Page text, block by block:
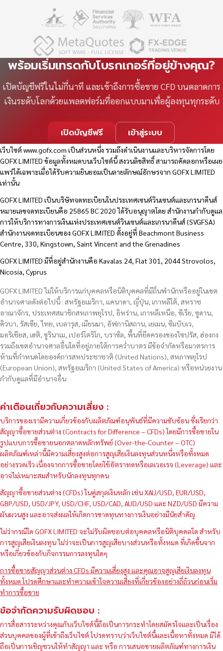
พร้อมเริ่มเทรดกับโบรกเกอร์ที่อยู่ข้างคุณ?
เปิดบัญชีฟรีในไม่กี่นาที และเข้าถึงการซื้อขาย CFD บนตลาดการ
เงินระดับโลกด้วยแพลตฟอร์มที่ออกแบบมาเพื่อผู้ลงทุนทุกระดับ
เปิดบัญชีฟรี เข้าสู่ระบบ
เว็บไซต์www.gofx.com เป็นส่วนหนึ่ง รวมถึงดำเนินงานและบริหารจัดการโดย
GOFX LIMITED ข้อมูลทั้งหมดบนเว็บไซต์นี้ สงวนลิขสิทธิ์ สามารถคัดลอกหรือเผย
แพร่ได้เฉพาะเมื่อได้รับความยินยอมเป็นลายลักษณ์อักษรจาก GOFX LIMITED
เท่านั้น
GOFX LIMITED เป็นบริษัทจดทะเบียนในประเทศเซนต์วินเซนต์และเกรนาดีนส์
หมายเลขจดทะเบียนคือ 25865 BC 2020 ได้รับอนุญาตโดย สำนักงานกำกับดูแล
การให้บริการทางการเงินแห่งประเทศเซนต์วินเซนต์และเกรนาดีนส์ (SVGFSA)
สำนักงานจดทะเบียนของ GOFX LIMITED ตั้งอยู่ที่ Beachmont Business
Centre, 330, Kingstown, Saint Vincent and the Grenadines
GOFX LIMITED มีที่อยู่สำนักงานคือ Kavalas 24, Flat 301, 2044 Strovolos,
Nicosia, Cyprus
GOFX LIMITED ไม่ให้บริการแก่บุคคลหรือนิติบุคคลที่มีถิ่นพำนักหรืออยู่ในเขต
อำนาจศาลดังต่อไปนี้ : สหรัฐอเมริกา, แคนาดา, ญี่ปุ่น, เกาหลีใต้, สหราช
อาณาจักร, ประเทศสมาชิกสหภาพยุโรป, อิหร่าน, เกาหลีเหนือ, ซีเรีย, ซูดาน,
คิวบา, รัสเซีย, ไทย, เบลารุส, เมียนมา, อัฟกานิสถาน, เยเมน, ซิมบับเว,
มอริเชียส, เฮติ, ซูรินาเม, เปอร์โตริโก, บราซิล, พื้นที่ยึดครองของไซปรัส, ฮ่องกง
รวมถึงเขตอำนาจศาลอื่นใดที่อยู่ภายใต้การคว่ำบาตร มีข้อจำกัดหรือมาตรการ
ห้ามที่กำหนดโดยองค์การสหประชาชาติ (United Nations), สหภาพยุโรป
(European Union), สหรัฐอเมริกา (United States of America) หรือหน่วยงาน
กำกับดูแลที่มีอำนาจอื่น
คำเตือนเกี่ยวกับความเสี่ยง :
บริการของเรามีความเกี่ยวข้องกับผลิตภัณฑ์อนุพันธ์ที่มีความซับซ้อน ซึ่งเรียกว่า
สัญญาซื้อขายส่วนต่าง (Contracts for Difference – CFDs) โดยมีการซื้อขายใน
รูปแบบการซื้อขายนอกตลาดหลักทรัพย์ (Over-the-Counter – OTC)
ผลิตภัณฑ์เหล่านี้มีความเสี่ยงสูงต่อการสูญเสียเงินลงทุนส่วนหนึ่งหรือทั้งหมด
อย่างรวดเร็ว เนื่องจากการซื้อขายโดยใช้อัตราทดหรือเลเวอเรจ (Leverage) และ
อาจไม่เหมาะสมสำหรับนักลงทุนทุกคน
สัญญาซื้อขายส่วนต่าง (CFDs) ในคู่สกุลเงินหลัก เช่น XAU/USD, EUR/USD,
GBP/USD, USD/JPY, USD/CHF, USD/CAD, AUD/USD และ NZD/USD มีความ
ผันผวนสูง และอาจส่งผลให้เกิดการขาดทุนทางการเงินอย่างมีนัยสำคัญ
ไม่ว่ากรณีใด GOFX LIMITED จะไม่รับผิดชอบต่อบุคคลหรือนิติบุคคลใด สำหรับ
การสูญเสียเงินลงทุน ไม่ว่าจะเป็นการสูญเสียบางส่วนหรือทั้งหมด ที่เกิดขึ้นจาก
หรือเกี่ยวข้องกับกิจกรรมการลงทุนใดๆ
การซื้อขายสัญญาส่วนต่าง CFDs มีความเสี่ยงสูง และคุณอาจสูญเสียเงินลงทุน
ทั้งหมด โปรดศึกษาและทำความเข้าใจความเสี่ยงที่เกี่ยวข้องอย่างถี่ถ้วนก่อนเริ่ม
ทำการซื้อขาย
ข้อจำกัดความรับผิดชอบ :
การสื่อสารระหว่างคุณกับเว็บไซต์นี้ถือเป็นการกระทำโดยสมัครใจและเป็นเรื่อง
ส่วนบุคคลของผู้ที่เข้าถึงเว็บไซต์ โปรดทราบว่าเว็บไซต์นี้และเนื้อหาทั้งหมด มิได้
ถือเป็นการเชิญชวนให้ทำสัญญา และ หรือ การเสนอขายผลิตภัณฑ์ทางการเงิน